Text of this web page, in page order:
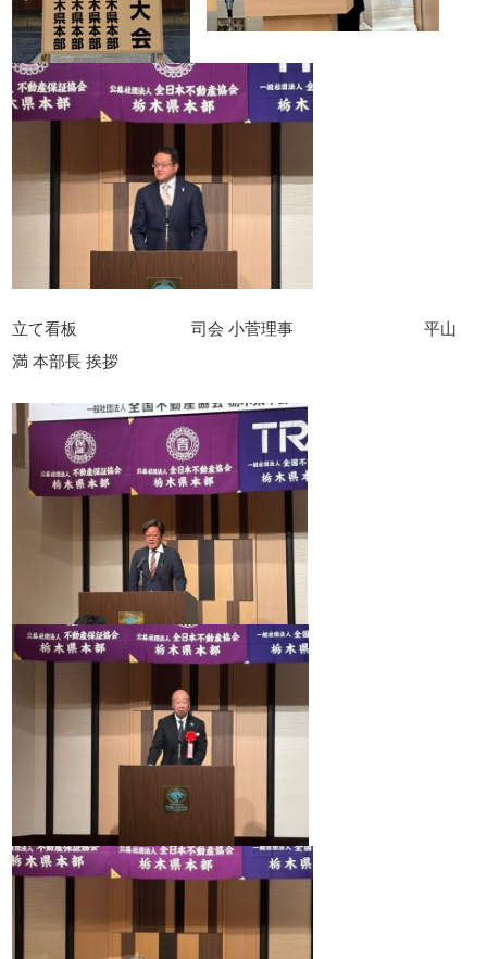
立て看板 司会 小菅理事 平山
満 本部長 挨拶